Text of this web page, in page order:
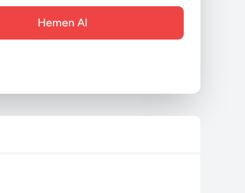
Hemen Al